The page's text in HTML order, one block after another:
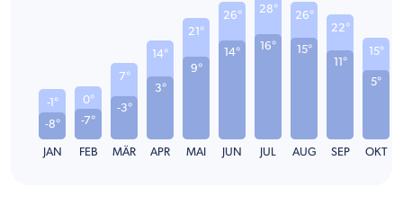
-8°
-1°
JAN
-7°
0°
FEB
-3°
7°
MÄR
3°
14°
APR
9°
21°
MAI
14°
26°
JUN
16°
28°
JUL
15°
26°
AUG
11°
22°
SEP
5°
15°
OKT